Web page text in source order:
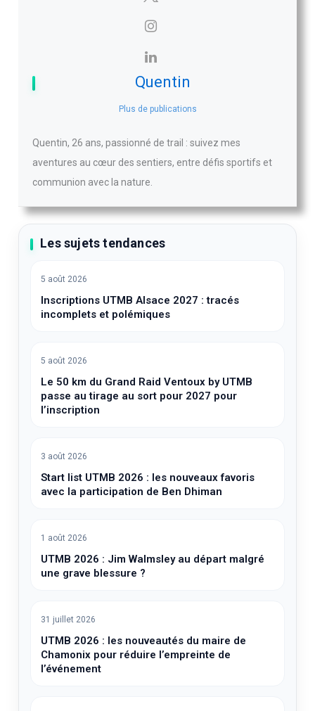
Quentin
Plus de publications
Quentin, 26 ans, passionné de trail : suivez mes
aventures au cœur des sentiers, entre défis sportifs et
communion avec la nature.
Les sujets tendances
5 août 2026
Inscriptions UTMB Alsace 2027 : tracés
incomplets et polémiques
5 août 2026
Le 50 km du Grand Raid Ventoux by UTMB
passe au tirage au sort pour 2027 pour
l’inscription
3 août 2026
Start list UTMB 2026 : les nouveaux favoris
avec la participation de Ben Dhiman
1 août 2026
UTMB 2026 : Jim Walmsley au départ malgré
une grave blessure ?
31 juillet 2026
UTMB 2026 : les nouveautés du maire de
Chamonix pour réduire l’empreinte de
l’événement